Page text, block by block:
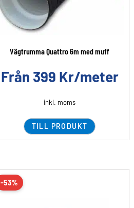
Vägtrumma Quattro 6m med muff
Från 399 Kr/meter
inkl. moms
TILL PRODUKT
-53%